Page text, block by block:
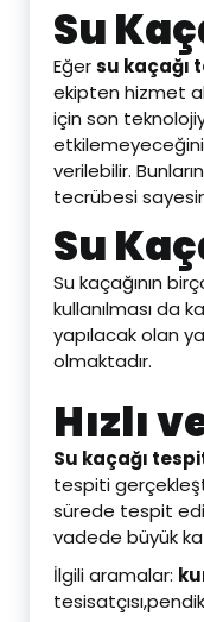
Su
Eğersu kaçağı
ekipten hizmet
için son
verilebilir.
tecrübesi
Su
Su kaçağının
kullanılması da
yapılacak olan
olmaktadır.
Hızlı
Su kaçağı
tespiti
sürede tespit
vadede büyük
İlgili aramalar: